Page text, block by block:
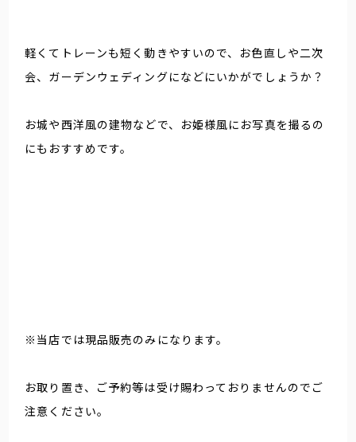
軽くてトレーンも短く動きやすいので、お色直しや二次
会、ガーデンウェディングになどにいかがでしょうか？
お城や西洋風の建物などで、お姫様風にお写真を撮るの
にもおすすめです。
※当店では現品販売のみになります。
お取り置き、ご予約等は受け賜わっておりませんのでご
注意ください。